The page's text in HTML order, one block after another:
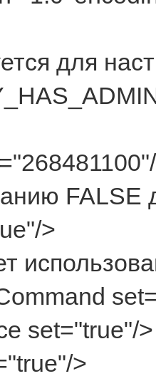
для
FALSE
>
set="true"/>
>